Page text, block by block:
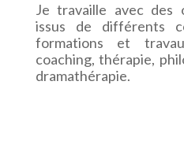
Je travaille avec des
issus de différents
formations et
coaching, thérapie,
dramathérapie.